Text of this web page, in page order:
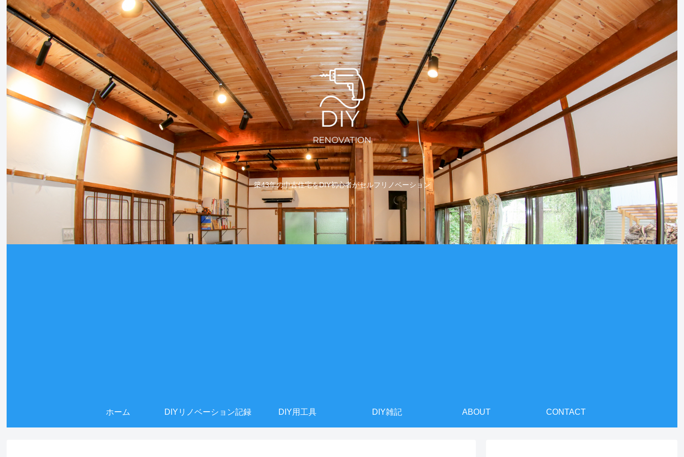
築43年の中古住宅をDIY初心者がセルフリノベーション
ホーム DIYリノベーション記録 DIY用工具 DIY雑記 ABOUT CONTACT